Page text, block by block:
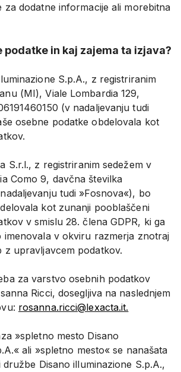
za dodatne informacije ali morebitna
podatke in kaj zajema ta izjava?
S.p.A., z registriranim
(MI), Viale Lombardia 129,
(v nadaljevanju tudi
osebne podatke obdelovala kot
S.r.l., z registriranim sedežem v
Como 9, davčna številka
tudi »Fosnova«), bo
kot zunanji pooblaščeni
v smislu 28. člena GDPR, ki ga
imenovala v okviru razmerja znotraj
z upravljavcem podatkov.
za varstvo osebnih podatkov
Ricci, dosegljiva na naslednjem
rosanna.ricci@lexacta.it.
»spletno mesto Disano
ali »spletno mesto« se nanašata
Disano illuminazione S.p.A.,